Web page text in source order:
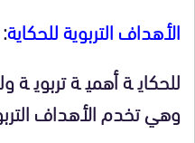
الأهداف التربوية للحكاية:
للحكاية أهمية تربوية
وهي تخدم الأهداف